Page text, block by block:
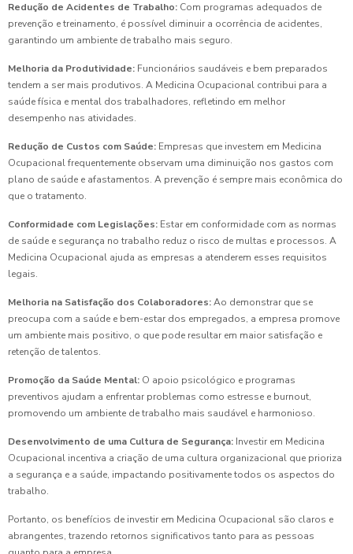
Redução de Acidentes de Trabalho: Com programas adequados de
prevenção e treinamento, é possível diminuir a ocorrência de acidentes,
garantindo um ambiente de trabalho mais seguro.
Melhoria da Produtividade: Funcionários saudáveis e bem preparados
tendem a ser mais produtivos. A Medicina Ocupacional contribui para a
saúde física e mental dos trabalhadores, refletindo em melhor
desempenho nas atividades.
Redução de Custos com Saúde: Empresas que investem em Medicina
Ocupacional frequentemente observam uma diminuição nos gastos com
plano de saúde e afastamentos. A prevenção é sempre mais econômica do
que o tratamento.
Conformidade com Legislações: Estar em conformidade com as normas
de saúde e segurança no trabalho reduz o risco de multas e processos. A
Medicina Ocupacional ajuda as empresas a atenderem esses requisitos
legais.
Melhoria na Satisfação dos Colaboradores:Ao demonstrar que se
preocupa com a saúde e bem-estar dos empregados, a empresa promove
um ambiente mais positivo, o que pode resultar em maior satisfação e
retenção de talentos.
Promoção da Saúde Mental: O apoio psicológico e programas
preventivos ajudam a enfrentar problemas como estresse e burnout,
promovendo um ambiente de trabalho mais saudável e harmonioso.
Desenvolvimento de uma Cultura de Segurança: Investir em Medicina
Ocupacional incentiva a criação de uma cultura organizacional que prioriza
a segurança e a saúde, impactando positivamente todos os aspectos do
trabalho.
Portanto, os benefícios de investir em Medicina Ocupacional são claros e
abrangentes, trazendo retornos significativos tanto para as pessoas